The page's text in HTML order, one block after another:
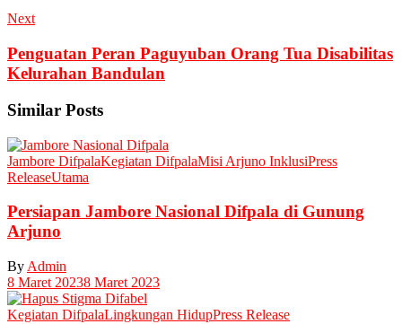
Next
Penguatan Peran Paguyuban Orang Tua Disabilitas
Kelurahan Bandulan
Similar Posts
Jambore DifpalaKegiatan DifpalaMisi Arjuno InklusiPress
ReleaseUtama
Persiapan Jambore Nasional Difpala di Gunung
Arjuno
By Admin
8 Maret 20238 Maret 2023
Kegiatan DifpalaLingkungan HidupPress Release